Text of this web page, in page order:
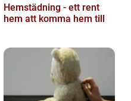
Hemstädning - ett rent
hem att komma hem till